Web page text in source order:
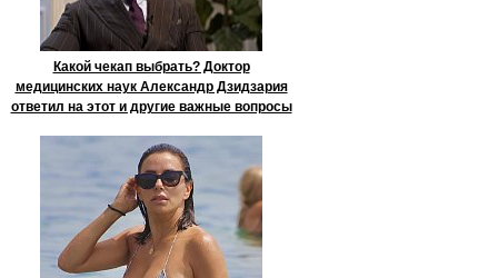
Какой чекап выбрать? Доктор
медицинских наук Александр Дзидзария
ответил на этот и другие важные вопросы